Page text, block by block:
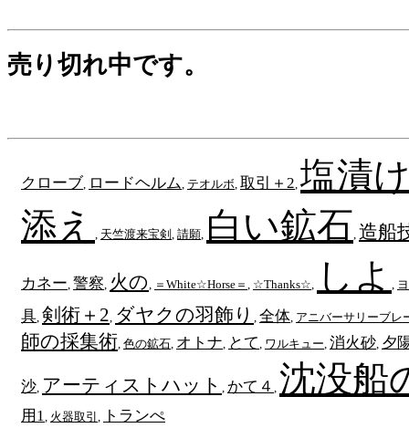
売り切れ中です。
クローブ ロードヘルム テオルボ 取引＋2 塩漬
添え
天竺渡来宝剣 請願 白い鉱石 造船
カネー 警察 火の ＝White☆Horse＝ ☆Thanks☆ しよ
具 剣術＋2 ダヤクの羽飾り 全体 アニバーサリーブレ
師の採集術 色の鉱石 オトナ とて ワルキュー 消火砂 夕
沙 アーティストハット かて４ 沈没船
用1 火器取引 トランぺ